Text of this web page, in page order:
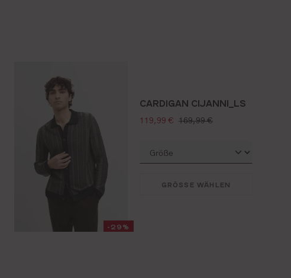
-29%
CARDIGAN CIJANNI_LS
verkaufspreis:
119,99 € regulärer preis:
169,99 €
GRÖSSE WÄHLEN